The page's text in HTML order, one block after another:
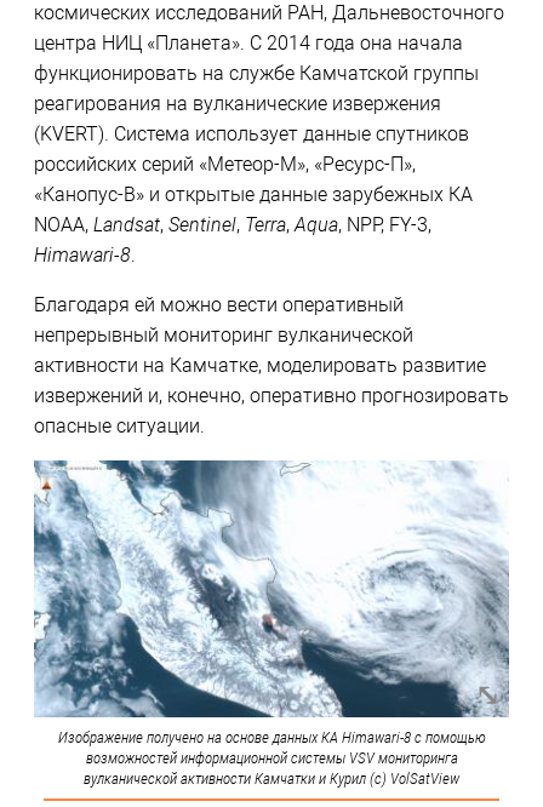
космических исследований РАН, Дальневосточного
центра НИЦ «Планета». С 2014 года она начала
функционировать на службе Камчатской группы
реагирования на вулканические извержения
(KVERT). Система использует данные спутников
российских серий «Метеор-М», «Ресурс-П»,
«Канопус-В» и открытые данные зарубежных КА
NOAA, Landsat, Sentinel, Terra,Aqua, NPP, FY-3,
Himawari-8.
Благодаря ей можно вести оперативный
непрерывный мониторинг вулканической
активности на Камчатке, моделировать развитие
извержений и, конечно, оперативно прогнозировать
опасные ситуации.
Изображение получено на основе данных КА Himawari-8 с помощью
возможностей информационной системы VSV мониторинга
вулканической активности Камчатки и Курил (с) VolSatView